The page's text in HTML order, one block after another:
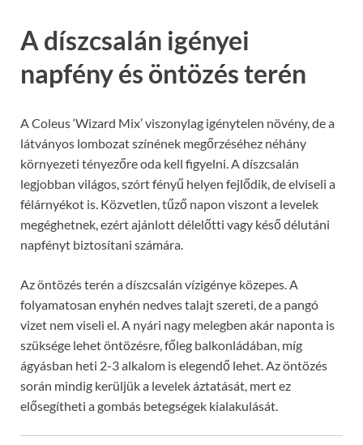
A díszcsalán igényei
napfény és öntözés terén
A Coleus ‘Wizard Mix’ viszonylag igénytelen növény, de a
látványos lombozat színének megőrzéséhez néhány
környezeti tényezőre oda kell figyelni. A díszcsalán
legjobban világos, szórt fényű helyen fejlődik, de elviseli a
félárnyékot is. Közvetlen, tűző napon viszont a levelek
megéghetnek, ezért ajánlott délelőtti vagy késő délutáni
napfényt biztosítani számára.
Az öntözés terén a díszcsalán vízigénye közepes. A
folyamatosan enyhén nedves talajt szereti, de a pangó
vizet nem viseli el. A nyári nagy melegben akár naponta is
szüksége lehet öntözésre, főleg balkonládában, míg
ágyásban heti 2-3 alkalom is elegendő lehet. Az öntözés
során mindig kerüljük a levelek áztatását, mert ez
elősegítheti a gombás betegségek kialakulását.